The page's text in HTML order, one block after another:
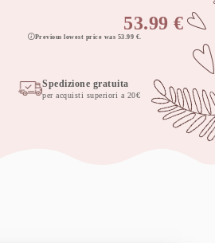
53.99€
Previous lowest price was 53.99 €.
Spedizione gratuita
per acquisti superiori a 20€